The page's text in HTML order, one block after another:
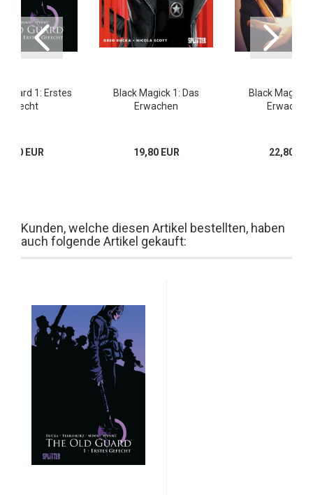
Guard 1: Erstes
Gefecht
EUR
Black Magick 1: Das
Erwachen
19,80 EUR
Black Magick
Erwachen
22,80
Kunden, welche diesen Artikel bestellten, haben
auch folgende Artikel gekauft: